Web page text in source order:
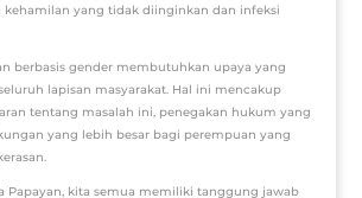
kehamilan yang tidak diinginkan dan infeksi
berbasis gender membutuhkan upaya yang
lapisan masyarakat. Hal ini mencakup
tentang masalah ini, penegakan hukum yang
yang lebih besar bagi perempuan yang
Papayan, kita semua memiliki tanggung jawab